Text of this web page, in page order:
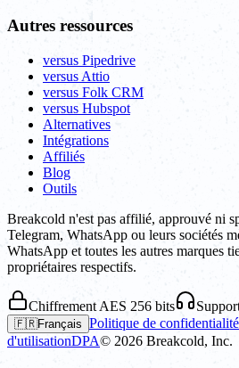
Autres ressources
versus Pipedrive
versus Attio
versus Folk CRM
versus Hubspot
Alternatives
Intégrations
Affiliés
Blog
Outils
Breakcold n'est pas affilié, approuvé ni
Telegram, WhatsApp ou leurs sociétés
WhatsApp et toutes les autres marques
propriétaires respectifs.
Chiffrement AES 256 bits
🇫🇷Français Politique de confidentialité
d'utilisationDPA© 2026 Breakcold, Inc.